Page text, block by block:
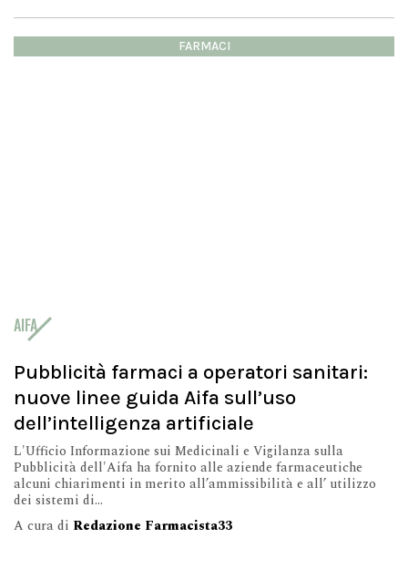
FARMACI
AIFA
Pubblicità farmaci a operatori sanitari:
nuove linee guida Aifa sull’uso
dell’intelligenza artificiale
L'Ufficio Informazione sui Medicinali e Vigilanza sulla
Pubblicità dell'Aifa ha fornito alle aziende farmaceutiche
alcuni chiarimenti in merito all’ammissibilità e all’ utilizzo
dei sistemi di...
A cura di Redazione Farmacista33